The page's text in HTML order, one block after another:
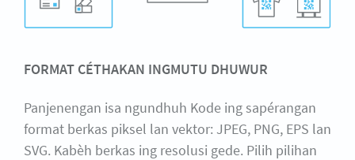
FORMAT CÉTHAKAN INGMUTU DHUWUR
Panjenengan isa ngundhuh Kode ing sapérangan
format berkas piksel lan vektor: JPEG, PNG, EPS lan
SVG. Kabèh berkas ing resolusi gede. Pilih pilihan